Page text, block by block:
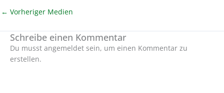
← Vorheriger Medien
Schreibe einen Kommentar
Du musst angemeldet sein, um einen Kommentar zu
erstellen.